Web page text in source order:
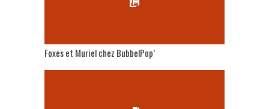
Foxes et Muriel chez BubbelPop’